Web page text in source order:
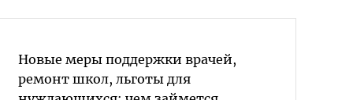
Новые меры поддержки врачей,
ремонт школ, льготы для